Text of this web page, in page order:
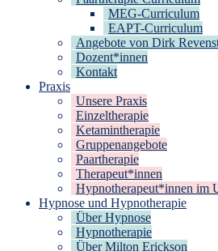
MEG-Curriculum
EAPT-Curriculum
Angebote von Dirk
Dozent*innen
Kontakt
Praxis
Unsere Praxis
Einzeltherapie
Ketamintherapie
Gruppenangebote
Paartherapie
Therapeut*innen
Hypnotherapeut*innen im
Hypnose und Hypnotherapie
Über Hypnose
Hypnotherapie
Über Milton Erickson